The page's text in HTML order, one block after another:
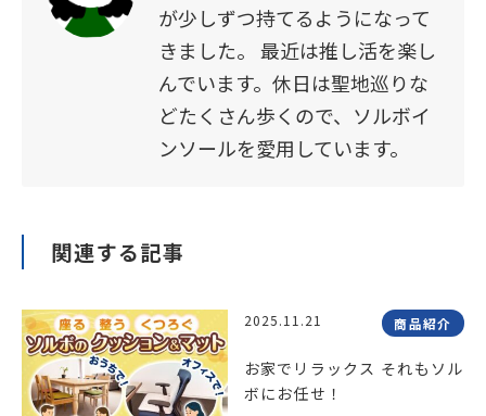
が少しずつ持てるようになって
きました。 最近は推し活を楽し
んでいます。休日は聖地巡りな
どたくさん歩くので、ソルボイ
ンソールを愛用しています。
関連する記事
2025.11.21 商品紹介
お家でリラックス それもソル
ボにお任せ！